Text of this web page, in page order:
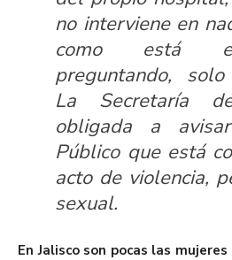
no interviene en
como está
preguntando, solo
La Secretaría
obligada a
Público que está
acto de violencia,
sexual.
En Jalisco son pocas las